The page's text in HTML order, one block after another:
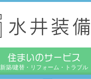
住まいのサービス
新築/建替・リフォーム・トラブル